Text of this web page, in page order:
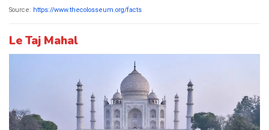
Source: https://www.thecolosseum.org/facts
Le Taj Mahal